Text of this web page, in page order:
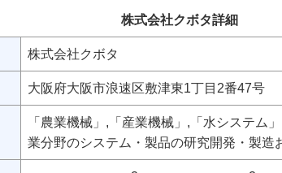
株式会社クボタ詳細
株式会社クボタ
大阪府大阪市浪速区敷津東1丁目2番47号
「農業機械」,「産業機械」,「水システム
業分野のシステム・製品の研究開発・製造